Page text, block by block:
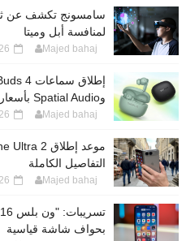
سامسونج تكشف عن
لمنافسة أبل وميتا
Majed bahaj
وSpatial Audio بأسعار معقولة
Majed bahaj
التفاصيل الكاملة
Majed bahaj
بحواف شاشة قياسية